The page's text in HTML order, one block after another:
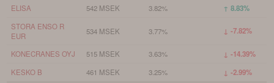
ELISA 542 MSEK 3.82% ↑ 8.83%
STORA ENSO R
EUR
534 MSEK 3.77% ↓ -7.82%
KONECRANES OYJ 515 MSEK 3.63% ↓ -14.39%
KESKO B 461 MSEK 3.25% ↓ -2.99%